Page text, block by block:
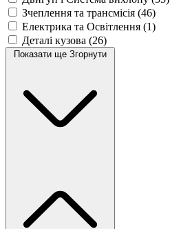
Зчеплення та трансмісія (46)
Електрика та Освітлення (1)
Деталі кузова (26)
Показати ще Згорнути